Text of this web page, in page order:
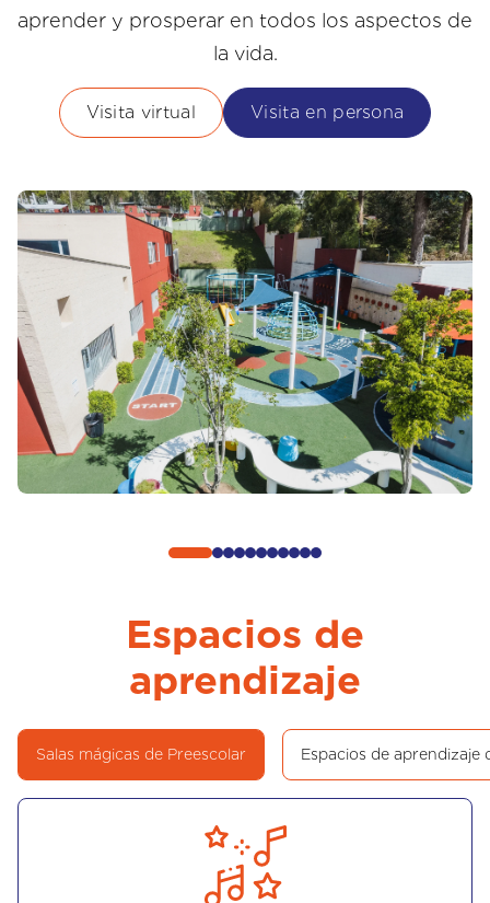
aprender y prosperar en todos los aspectos de
la vida.
Visita virtual Visita en persona
Espacios de
aprendizaje
Salas mágicas de Preescolar Espacios de aprendizaje